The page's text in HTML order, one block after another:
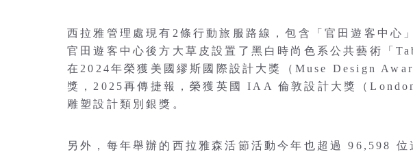
西拉雅管理處現有2條行動旅服路線，包含「官田遊客中心
官田遊客中心後方大草皮設置了黑白時尚色系公共藝術「
在2024年榮獲美國繆斯國際設計大獎（Muse Design
獎，2025再傳捷報，榮獲英國 IAA 倫敦設計大獎（
雕塑設計類別銀獎。
另外，每年舉辦的西拉雅森活節活動今年也超過 96,598 位